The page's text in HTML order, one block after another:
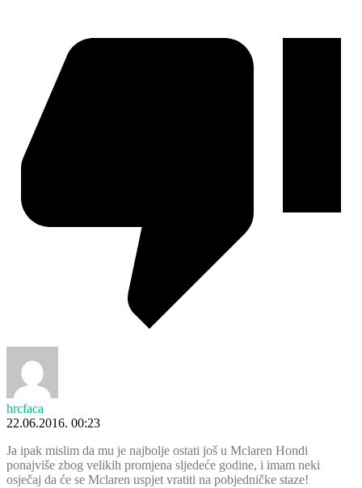
hrcfaca
22.06.2016. 00:23
Ja ipak mislim da mu je najbolje ostati još u Mclaren Hondi
ponajviše zbog velikih promjena sljedeće godine, i imam neki
osječaj da će se Mclaren uspjet vratiti na pobjedničke staze!